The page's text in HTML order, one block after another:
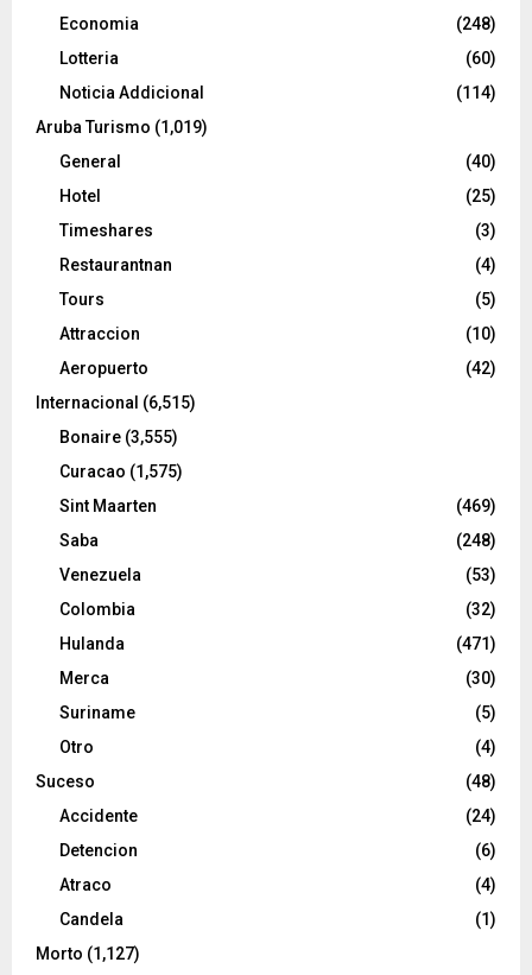
Economia
(248)
Lotteria
(60)
Noticia Addicional
(114)
Aruba Turismo (1,019)
General
(40)
Hotel
(25)
Timeshares
(3)
Restaurantnan
(4)
Tours
(5)
Attraccion
(10)
Aeropuerto
(42)
Internacional (6,515)
Bonaire (3,555)
Curacao (1,575)
Sint Maarten
(469)
Saba
(248)
Venezuela
(53)
Colombia
(32)
Hulanda
(471)
Merca
(30)
Suriname
(5)
Otro
(4)
Suceso
(48)
Accidente
(24)
Detencion
(6)
Atraco
(4)
Candela
(1)
Morto (1,127)